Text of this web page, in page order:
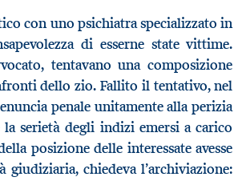
con uno psichiatra specializzato in
di esserne state vittime.
tentavano una composizione
dello zio. Fallito il tentativo, nel
penale unitamente alla perizia
serietà degli indizi emersi a carico
posizione delle interessate avesse
chiedeva l’archiviazione: